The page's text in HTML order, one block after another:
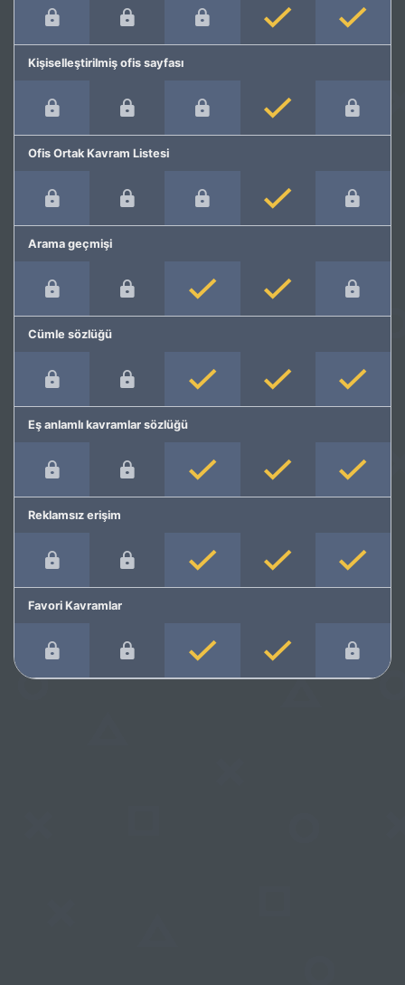
Kişiselleştirilmiş ofis sayfası
Ofis Ortak Kavram Listesi
Arama geçmişi
Cümle sözlüğü
Eş anlamlı kavramlar sözlüğü
Reklamsız erişim
Favori Kavramlar